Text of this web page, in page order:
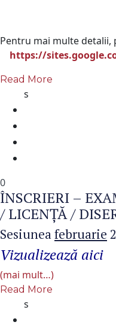
Pentru mai multe detalii,
https://
Read More
s
0
ÎNSCRIERI –
/ LICENŢĂ /
Sesiuneafebruarie
Vizualizează aici
(mai mult…)
Read More
s